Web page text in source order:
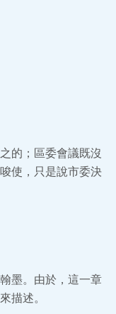
的；區委會議既沒
使，只是說市委決
墨。由於，這一章
描述。